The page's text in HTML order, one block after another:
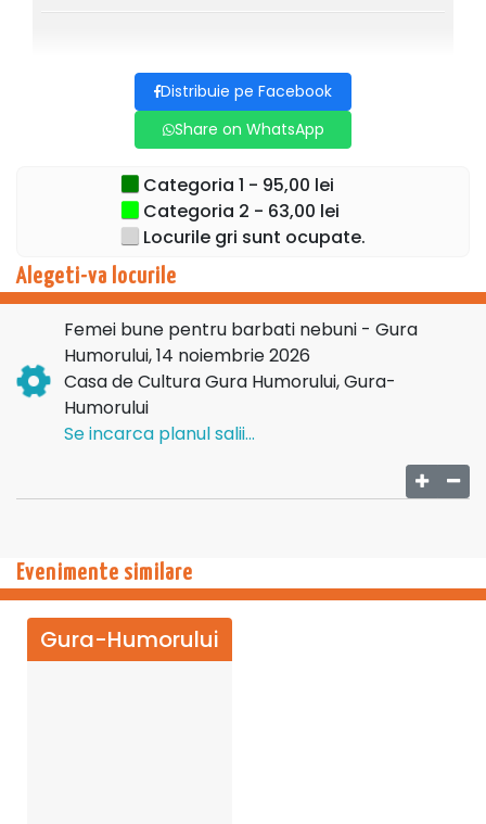
Distribuie pe Facebook
Share on WhatsApp
Categoria 1 - 95,00 lei
Categoria 2 - 63,00 lei
Locurile gri sunt ocupate.
Alegeti-va locurile
Femei bune pentru barbati nebuni - Gura
Humorului, 14 noiembrie 2026
Casa de Cultura Gura Humorului, Gura-
Humorului
Se incarca planul salii...
Evenimente similare
Gura-Humorului